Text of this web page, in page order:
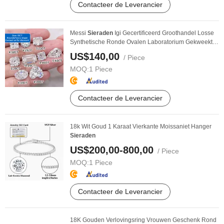
Contacteer de Leverancier
Messi Sieraden Igi Gecertificeerd Groothandel Losse
Synthetische Ronde Ovalen Laboratorium Gekweekte
US$140,00 / Piece
MOQ:1 Piece
Contacteer de Leverancier
18k Wit Goud 1 Karaat Vierkante Moissaniet Hanger
Sieraden
US$200,00-800,00 / Piece
MOQ:1 Piece
Contacteer de Leverancier
18K Gouden Verlovingsring Vrouwen Geschenk Rond